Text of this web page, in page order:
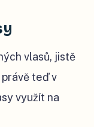
vlasů, jistě
teď v
využít na